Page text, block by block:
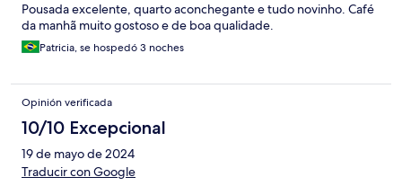
Pousada excelente, quarto aconchegante e tudo novinho. Café
da manhã muito gostoso e de boa qualidade.
Patricia, se hospedó 3 noches
Opinión verificada
10/10 Excepcional
19 de mayo de 2024
Traducir con Google